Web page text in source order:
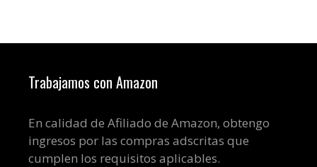
Trabajamos con Amazon
En calidad de Afiliado de Amazon, obtengo
ingresos por las compras adscritas que
cumplen los requisitos aplicables.